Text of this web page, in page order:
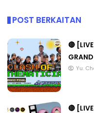
POST BERKAITAN
🔴
Yu.
🔴